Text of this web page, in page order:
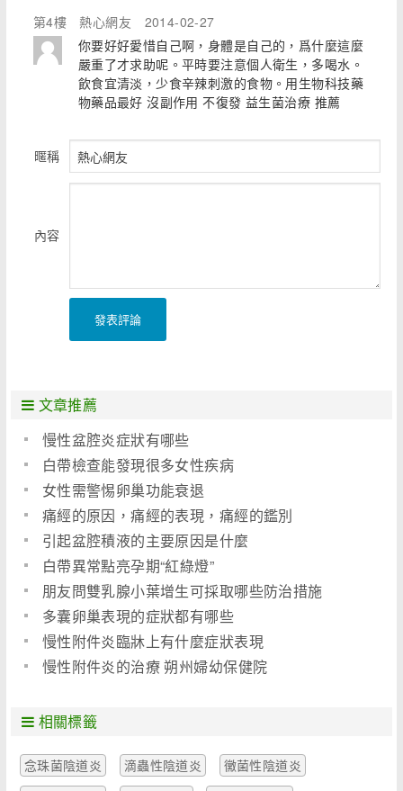
第4樓
熱心網友
2014-02-27
你要好好愛惜自己啊，身體是自己的，爲什麼這麼
嚴重了才求助呢。平時要注意個人衛生，多喝水。
飲食宜清淡，少食辛辣刺激的食物。用生物科技藥
物藥品最好 沒副作用 不復發 益生菌治療 推薦
暱稱
內容
發表評論
文章推薦
慢性盆腔炎症狀有哪些
白帶檢查能發現很多女性疾病
女性需警惕卵巢功能衰退
痛經的原因，痛經的表現，痛經的鑑別
引起盆腔積液的主要原因是什麼
白帶異常點亮孕期“紅綠燈”
朋友問雙乳腺小葉增生可採取哪些防治措施
多囊卵巢表現的症狀都有哪些
慢性附件炎臨牀上有什麼症狀表現
慢性附件炎的治療 朔州婦幼保健院
相關標籤
念珠菌陰道炎 滴蟲性陰道炎
黴菌性陰道炎